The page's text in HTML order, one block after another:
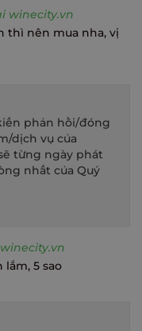
winecity.vn
thì nên mua nha, vị
phản hồi/đóng
dịch vụ của
từng ngày phát
nhất của Quý
lắm, 5 sao